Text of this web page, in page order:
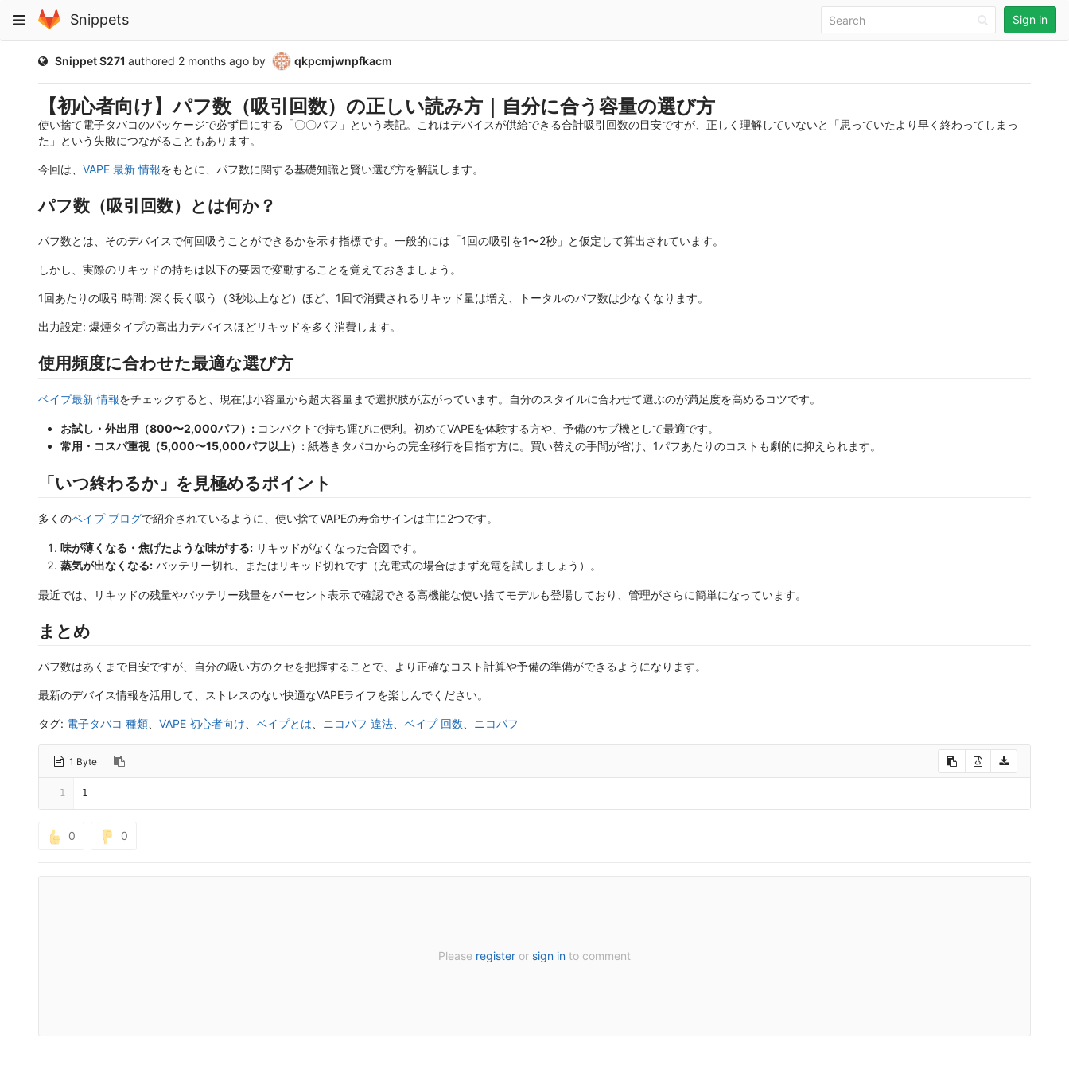
to
content
Toggle
navigation
Snippets Sign in
PublicSnippet $271 authored 2 months ago by qkpcmjwnpfkacm
【初心者向け】パフ数（吸引回数）の正しい読み方｜自分に合う容量の選び方
使い捨て電子タバコのパッケージで必ず目にする「〇〇パフ」という表記。これはデバイスが供給できる合計吸引回数の目安ですが、正しく理解していないと「思っていたより早く終わってしまっ
た」という失敗につながることもあります。
今回は、 VAPE 最新 情報をもとに、パフ数に関する基礎知識と賢い選び方を解説します。
パフ数（吸引回数）とは何か？
パフ数とは、そのデバイスで何回吸うことができるかを示す指標です。一般的には「1回の吸引を1〜2秒」と仮定して算出されています。
しかし、実際のリキッドの持ちは以下の要因で変動することを覚えておきましょう。
1回あたりの吸引時間: 深く長く吸う（3秒以上など）ほど、1回で消費されるリキッド量は増え、トータルのパフ数は少なくなります。
出力設定: 爆煙タイプの高出力デバイスほどリキッドを多く消費します。
使用頻度に合わせた最適な選び方
ベイプ最新 情報をチェックすると、現在は小容量から超大容量まで選択肢が広がっています。自分のスタイルに合わせて選ぶのが満足度を高めるコツです。
お試し・外出用（800〜2,000パフ）: コンパクトで持ち運びに便利。初めてVAPEを体験する方や、予備のサブ機として最適です。
常用・コスパ重視（5,000〜15,000パフ以上）: 紙巻きタバコからの完全移行を目指す方に。買い替えの手間が省け、1パフあたりのコストも劇的に抑えられます。
「いつ終わるか」を見極めるポイント
多くのベイプ ブログで紹介されているように、使い捨てVAPEの寿命サインは主に2つです。
味が薄くなる・焦げたような味がする: リキッドがなくなった合図です。
蒸気が出なくなる: バッテリー切れ、またはリキッド切れです（充電式の場合はまず充電を試しましょう）。
最近では、リキッドの残量やバッテリー残量をパーセント表示で確認できる高機能な使い捨てモデルも登場しており、管理がさらに簡単になっています。
まとめ
パフ数はあくまで目安ですが、自分の吸い方のクセを把握することで、より正確なコスト計算や予備の準備ができるようになります。
最新のデバイス情報を活用して、ストレスのない快適なVAPEライフを楽しんでください。
タグ: 電子タバコ 種類 VAPE 初心者向け ベイプとは ニコパフ 違法 ベイプ 回数 ニコパフ
1 Byte
1 1
0 0
Please register or sign in to comment